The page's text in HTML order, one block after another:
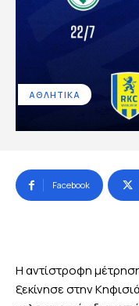
ΑΘΛΗΤΙΚΑ
Facebook
Η αντίστροφη
ξεκίνησε στην